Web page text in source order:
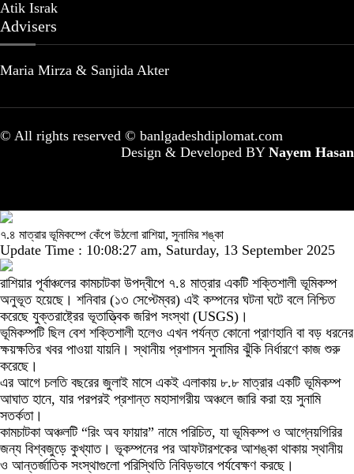
Atik Israk
Advisers
Maria Mirza & Sanjida Akter
© All rights reserved © banlgadeshdiplomat.com
Design & Developed BY Nayem Hasan
৭.৪ মাত্রার ভূমিকম্পে কেঁপে উঠলো রাশিয়া, সুনামির শঙ্কা
Update Time : 10:08:27 am, Saturday, 13 September 2025
রাশিয়ার পূর্বাঞ্চলের কামচাটকা উপদ্বীপে ৭.৪ মাত্রার একটি শক্তিশালী ভূমিকম্প
অনুভূত হয়েছে। শনিবার (১৩ সেপ্টেম্বর) এই কম্পনের ঘটনা ঘটে বলে নিশ্চিত
করেছে যুক্তরাষ্ট্রের ভূতাত্ত্বিক জরিপ সংস্থা (USGS)।
ভূমিকম্পটি ছিল বেশ শক্তিশালী হলেও এখন পর্যন্ত কোনো প্রাণহানি বা বড় ধরনের
ক্ষয়ক্ষতির খবর পাওয়া যায়নি। স্থানীয় প্রশাসন সুনামির ঝুঁকি নির্ধারণে কাজ শুরু
করেছে।
এর আগে চলতি বছরের জুলাই মাসে একই এলাকায় ৮.৮ মাত্রার একটি ভূমিকম্প
আঘাত হানে, যার পরপরই প্রশান্ত মহাসাগরীয় অঞ্চলে জারি করা হয় সুনামি
সতর্কতা।
কামচাটকা অঞ্চলটি “রিং অব ফায়ার” নামে পরিচিত, যা ভূমিকম্প ও আগ্নেয়গিরির
জন্য বিশ্বজুড়ে কুখ্যাত। ভূকম্পনের পর আফটারশকের আশঙ্কা থাকায় স্থানীয়
ও আন্তর্জাতিক সংস্থাগুলো পরিস্থিতি নিবিড়ভাবে পর্যবেক্ষণ করছে।